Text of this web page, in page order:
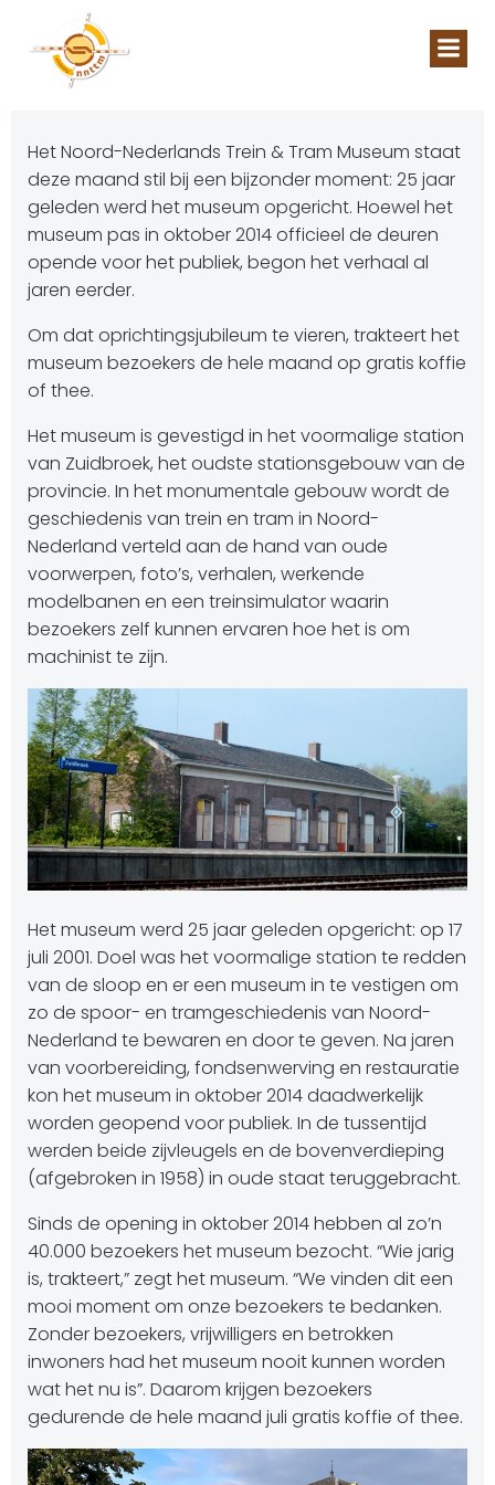
Het Noord-Nederlands Trein & Tram Museum staat
deze maand stil bij een bijzonder moment: 25 jaar
geleden werd het museum opgericht. Hoewel het
museum pas in oktober 2014 officieel de deuren
opende voor het publiek, begon het verhaal al
jaren eerder.
Om dat oprichtingsjubileum te vieren, trakteert het
museum bezoekers de hele maand op gratis koffie
of thee.
Het museum is gevestigd in het voormalige station
van Zuidbroek, het oudste stationsgebouw van de
provincie. In het monumentale gebouw wordt de
geschiedenis van trein en tram in Noord-
Nederland verteld aan de hand van oude
voorwerpen, foto’s, verhalen, werkende
modelbanen en een treinsimulator waarin
bezoekers zelf kunnen ervaren hoe het is om
machinist te zijn.
Het museum werd 25 jaar geleden opgericht: op 17
juli 2001. Doel was het voormalige station te redden
van de sloop en er een museum in te vestigen om
zo de spoor- en tramgeschiedenis van Noord-
Nederland te bewaren en door te geven. Na jaren
van voorbereiding, fondsenwerving en restauratie
kon het museum in oktober 2014 daadwerkelijk
worden geopend voor publiek. In de tussentijd
werden beide zijvleugels en de bovenverdieping
(afgebroken in 1958) in oude staat teruggebracht.
Sinds de opening in oktober 2014 hebben al zo’n
40.000 bezoekers het museum bezocht. “Wie jarig
is, trakteert,” zegt het museum. “We vinden dit een
mooi moment om onze bezoekers te bedanken.
Zonder bezoekers, vrijwilligers en betrokken
inwoners had het museum nooit kunnen worden
wat het nu is”. Daarom krijgen bezoekers
gedurende de hele maand juli gratis koffie of thee.